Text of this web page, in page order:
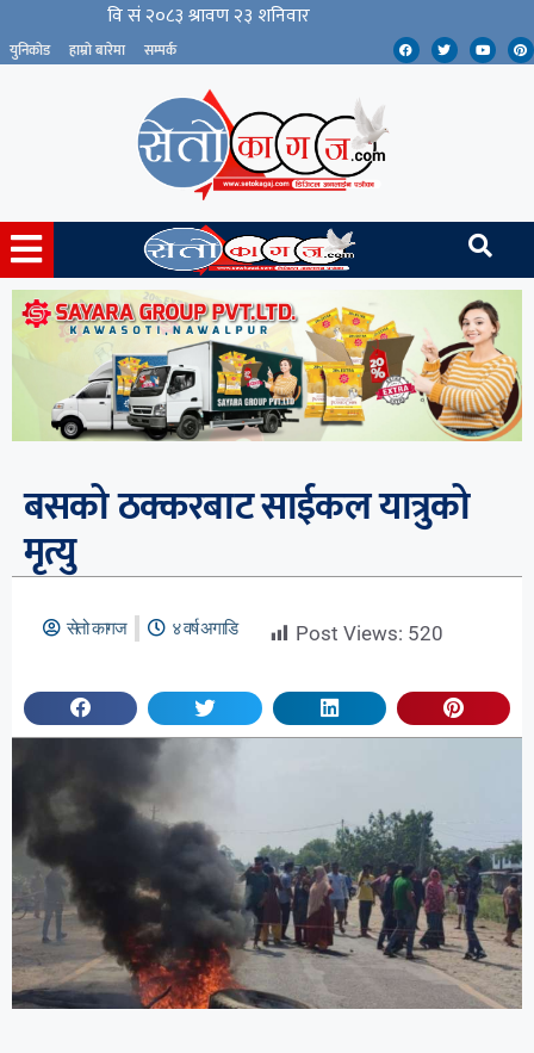
युनिकोड हाम्रो बारेमा सम्पर्क
बसको ठक्करबाट साईकल यात्रुको
मृत्यु
सेतो कागज ४ वर्ष अगाडि Post Views: 520